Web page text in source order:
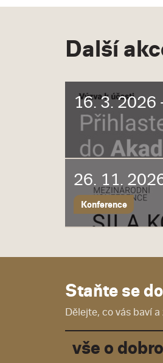
Další
16. 3. 2026
26. 11.
Konference
Staňte se
Dělejte, co vás baví
vše o